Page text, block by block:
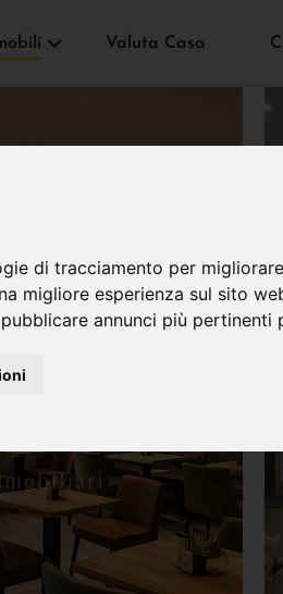
di tracciamento per
migliore esperienza sul sito
annunci più pertinenti
Valuta Casa